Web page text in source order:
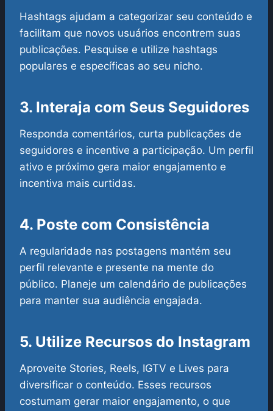
Hashtags ajudam a categorizar seu conteúdo e
facilitam que novos usuários encontrem suas
publicações. Pesquise e utilize hashtags
populares e específicas ao seu nicho.
3. Interaja com Seus Seguidores
Responda comentários, curta publicações de
seguidores e incentive a participação. Um perfil
ativo e próximo gera maior engajamento e
incentiva mais curtidas.
4. Poste com Consistência
A regularidade nas postagens mantém seu
perfil relevante e presente na mente do
público. Planeje um calendário de publicações
para manter sua audiência engajada.
5. Utilize Recursos do Instagram
Aproveite Stories, Reels, IGTV e Lives para
diversificar o conteúdo. Esses recursos
costumam gerar maior engajamento, o que